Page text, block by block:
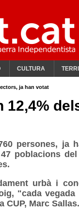
CULTURA
ja han votat
12,4%
persones, ja
poblacions
urbà i
"cada
CUP, Marc Sallas.